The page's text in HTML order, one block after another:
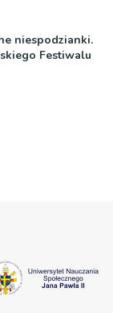
niespodzianki.
Festiwalu